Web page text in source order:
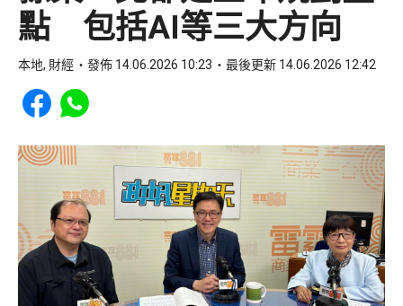
點 包括AI等三大方向
本地, 財經 發佈 14.06.2026 10:23 最後更新 14.06.2026 12:42
Share to Facebook
Share to WhatsApp